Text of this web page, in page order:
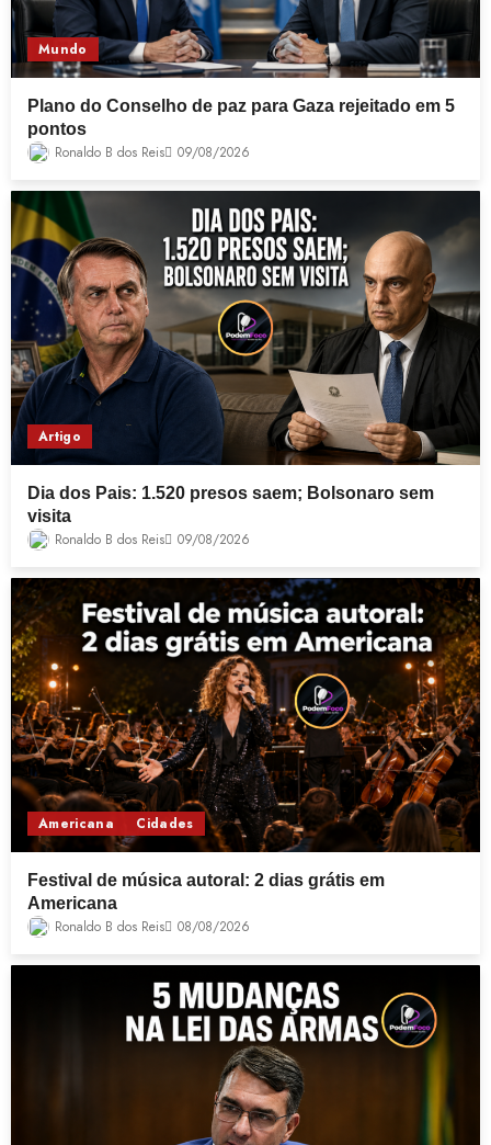
Mundo
Plano do Conselho de paz para Gaza rejeitado em 5
pontos
Ronaldo B dos Reis 09/08/2026
Artigo
Dia dos Pais: 1.520 presos saem; Bolsonaro sem
visita
Ronaldo B dos Reis 09/08/2026
Americana Cidades
Festival de música autoral: 2 dias grátis em
Americana
Ronaldo B dos Reis 08/08/2026